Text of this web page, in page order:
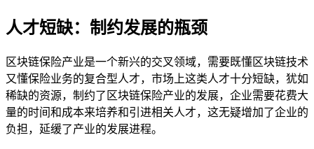
人才短缺：制约发展的瓶颈
区块链保险产业是一个新兴的交叉领域，需要既懂区块链技术
又懂保险业务的复合型人才，市场上这类人才十分短缺，犹如
稀缺的资源，制约了区块链保险产业的发展，企业需要花费大
量的时间和成本来培养和引进相关人才，这无疑增加了企业的
负担，延缓了产业的发展进程。